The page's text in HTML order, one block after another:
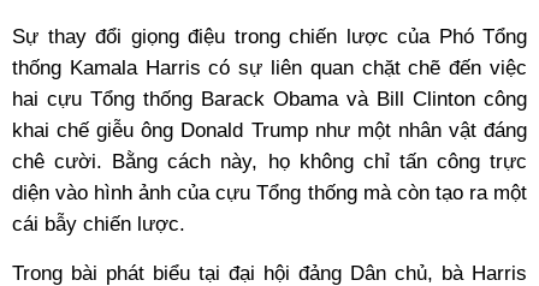
Sự thay đổi giọng điệu trong chiến lược của Phó Tổng
thống Kamala Harris có sự liên quan chặt chẽ đến việc
hai cựu Tổng thống Barack Obama và Bill Clinton công
khai chế giễu ông Donald Trump như một nhân vật đáng
chê cười. Bằng cách này, họ không chỉ tấn công trực
diện vào hình ảnh của cựu Tổng thống mà còn tạo ra một
cái bẫy chiến lược.
Trong bài phát biểu tại đại hội đảng Dân chủ, bà Harris